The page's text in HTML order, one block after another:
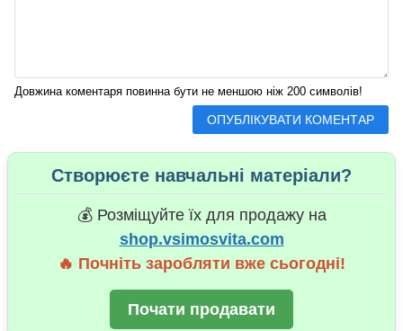
Довжина коментаря повинна бути не меншою ніж 200 символів!
Створюєте навчальні матеріали?
💰 Розміщуйте їх для продажу на
shop.vsimosvita.com
🔥 Почніть заробляти вже сьогодні!
Почати продавати